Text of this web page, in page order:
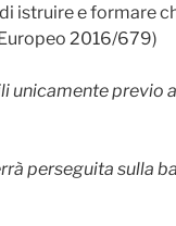
istruire e formare
2016/679)
unicamente previo
perseguita sulla